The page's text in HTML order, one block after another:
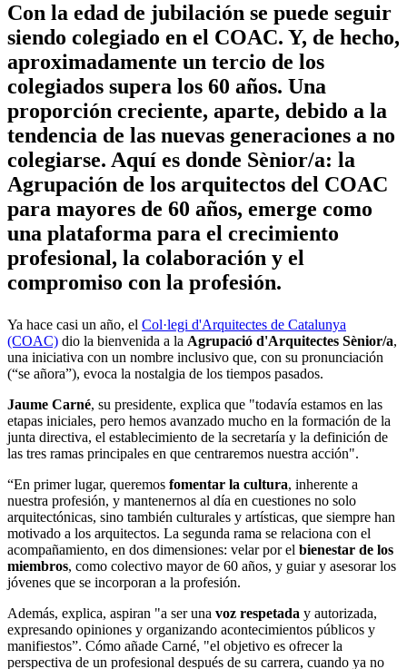
Con la edad de jubilación se puede seguir
siendo colegiado en el COAC. Y, de hecho,
aproximadamente un tercio de los
colegiados supera los 60 años. Una
proporción creciente, aparte, debido a la
tendencia de las nuevas generaciones a no
colegiarse. Aquí es donde Sènior/a: la
Agrupación de los arquitectos del COAC
para mayores de 60 años, emerge como
una plataforma para el crecimiento
profesional, la colaboración y el
compromiso con la profesión.
Ya hace casi un año, el Col·legi d'Arquitectes de Catalunya
(COAC) dio la bienvenida a la Agrupació d'Arquitectes Sènior/a,
una iniciativa con un nombre inclusivo que, con su pronunciación
(“se añora”), evoca la nostalgia de los tiempos pasados.
Jaume Carné, su presidente, explica que "todavía estamos en las
etapas iniciales, pero hemos avanzado mucho en la formación de la
junta directiva, el establecimiento de la secretaría y la definición de
las tres ramas principales en que centraremos nuestra acción".
“En primer lugar, queremos fomentar la cultura, inherente a
nuestra profesión, y mantenernos al día en cuestiones no solo
arquitectónicas, sino también culturales y artísticas, que siempre han
motivado a los arquitectos. La segunda rama se relaciona con el
acompañamiento, en dos dimensiones: velar por el bienestar de los
miembros, como colectivo mayor de 60 años, y guiar y asesorar los
jóvenes que se incorporan a la profesión.
Además, explica, aspiran "a ser una voz respetada y autorizada,
expresando opiniones y organizando acontecimientos públicos y
manifiestos”. Cómo añade Carné, "el objetivo es ofrecer la
perspectiva de un profesional después de su carrera, cuando ya no